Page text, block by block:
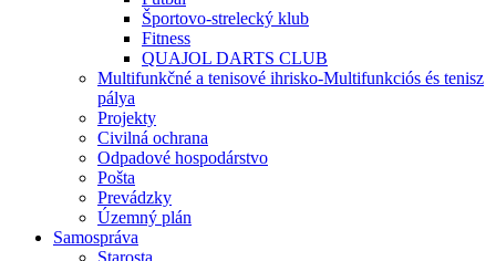
Športovo-strelecký klub
Fitness
QUAJOL DARTS CLUB
Multifunkčné a tenisové ihrisko-Multifunkciós és tenisz
pálya
Projekty
Civilná ochrana
Odpadové hospodárstvo
Pošta
Prevádzky
Územný plán
Samospráva
Starosta